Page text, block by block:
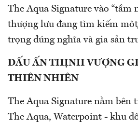
The Aqua Signature vào “tầm
thượng lưu đang tìm kiếm
trọng đúng nghĩa và gia sản
DẤU ẤN THỊNH VƯỢNG
THIÊN NHIÊN
The Aqua Signature nằm bên
The Aqua, Waterpoint - khu